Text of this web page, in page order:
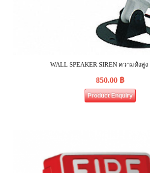
WALL SPEAKER SIREN ความดังสูง
850.00 ฿
Product Enquiry